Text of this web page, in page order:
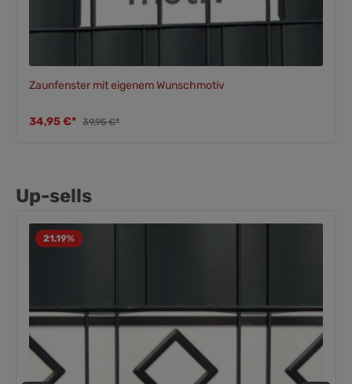
Zaunfenster mit eigenem Wunschmotiv
34,95 €* 39,95 €*
Up-sells
21.19%